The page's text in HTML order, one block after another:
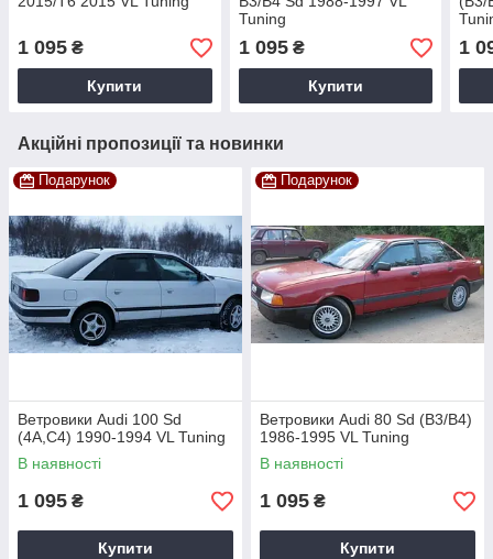
1 095 ₴
Купити
Tuning
1 095₴
Купити
1
Акційні пропозиції та новинки
Подарунок
Ветровики Audi 100 Sd
(4A,C4) 1990-1994 VL Tuning
В наявності
1 095 ₴
Купити
Подарунок
Ветровики Audi 80 Sd (B3/B4)
1986-1995 VL Tuning
В наявності
1 095 ₴
Купити